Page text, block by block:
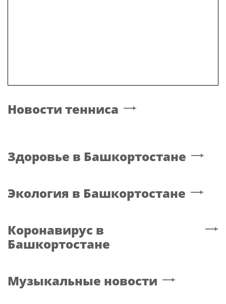
Новости тенниса
Здоровье в Башкортостане
Экология в Башкортостане
Коронавирус в
Башкортостане
Музыкальные новости